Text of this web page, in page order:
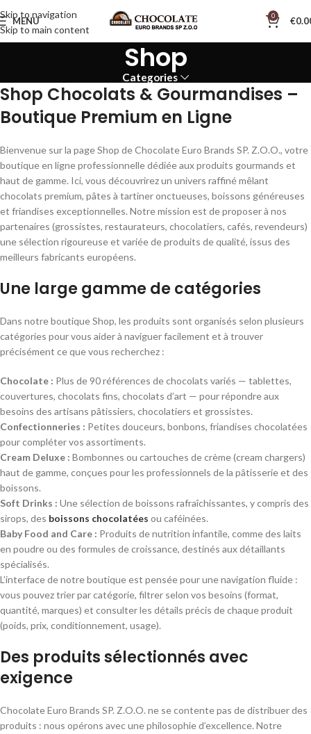
Skip to navigation
Skip to main content
MENU 0 €
Shop
Categories
Shop Chocolats & Gourmandises –
Boutique Premium en Ligne
Bienvenue sur la page Shop de Chocolate Euro Brands SP. Z.O.O., votre
boutique en ligne professionnelle dédiée aux produits gourmands et
haut de gamme. Ici, vous découvrirez un univers raffiné mêlant
chocolats premium, pâtes à tartiner onctueuses, boissons généreuses
et friandises exceptionnelles. Notre mission est de proposer à nos
partenaires (grossistes, restaurateurs, chocolatiers, cafés, revendeurs)
une sélection rigoureuse et variée de produits de qualité, issus des
meilleurs fabricants européens.
Une large gamme de catégories
Dans notre boutique Shop, les produits sont organisés selon plusieurs
catégories pour vous aider à naviguer facilement et à trouver
précisément ce que vous recherchez :
Chocolate : Plus de 90 références de chocolats variés — tablettes,
couvertures, chocolats fins, chocolats d’art — pour répondre aux
besoins des artisans pâtissiers, chocolatiers et grossistes.
Confectionneries : Petites douceurs, bonbons, friandises chocolatées
pour compléter vos assortiments.
Cream Deluxe : Bombonnes ou cartouches de crème (cream chargers)
haut de gamme, conçues pour les professionnels de la pâtisserie et des
boissons.
Soft Drinks : Une sélection de boissons rafraîchissantes, y compris des
sirops, des boissons chocolatées ou caféinées.
Baby Food and Care : Produits de nutrition infantile, comme des laits
en poudre ou des formules de croissance, destinés aux détaillants
spécialisés.
L’interface de notre boutique est pensée pour une navigation fluide :
vous pouvez trier par catégorie, filtrer selon vos besoins (format,
quantité, marques) et consulter les détails précis de chaque produit
(poids, prix, conditionnement, usage).
Des produits sélectionnés avec
exigence
Chocolate Euro Brands SP. Z.O.O. ne se contente pas de distribuer des
produits : nous opérons avec une philosophie d’excellence. Notre